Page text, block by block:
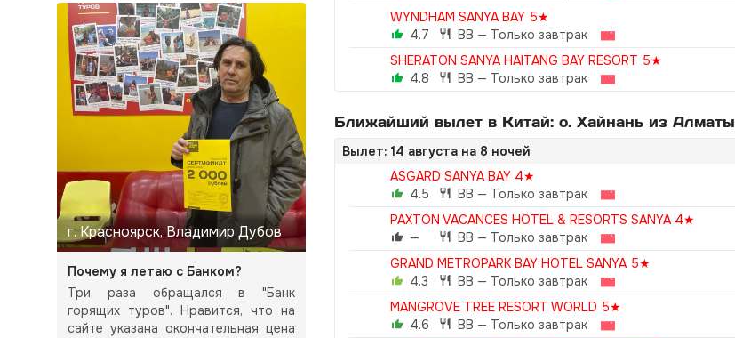
г. Красноярск, Владимир Дубов
Почему я летаю с Банком?
Три раза обращался в "Банк
горящих туров". Нравится, что на
сайте указана окончательная цена
WYNDHAM SANYA BAY 5★
4.7
BB — Только завтрак
SHERATON SANYA HAITANG BAY RESORT 5★
4.8
BB — Только завтрак
Ближайший вылет в Китай: о. Хайнань из Алматы
Вылет: 14 августа на 8 ночей
ASGARD SANYA BAY 4★
4.5
BB — Только завтрак
PAXTON VACANCES HOTEL & RESORTS SANYA 4★
—
BB — Только завтрак
GRAND METROPARK BAY HOTEL SANYA 5★
4.3
BB — Только завтрак
MANGROVE TREE RESORT WORLD 5★
4.6
BB — Только завтрак